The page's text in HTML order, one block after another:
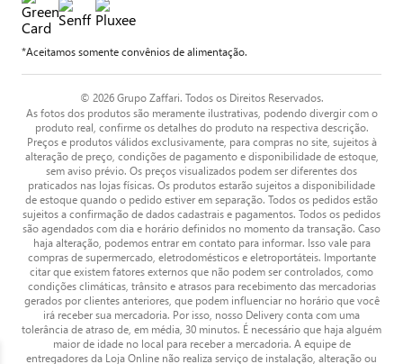
*Aceitamos somente convênios de alimentação.
© 2026 Grupo Zaffari. Todos os Direitos Reservados.
As fotos dos produtos são meramente ilustrativas, podendo divergir com o
produto real, confirme os detalhes do produto na respectiva descrição.
Preços e produtos válidos exclusivamente, para compras no site, sujeitos à
alteração de preço, condições de pagamento e disponibilidade de estoque,
sem aviso prévio. Os preços visualizados podem ser diferentes dos
praticados nas lojas físicas. Os produtos estarão sujeitos a disponibilidade
de estoque quando o pedido estiver em separação. Todos os pedidos estão
sujeitos a confirmação de dados cadastrais e pagamentos. Todos os pedidos
são agendados com dia e horário definidos no momento da transação. Caso
haja alteração, podemos entrar em contato para informar. Isso vale para
compras de supermercado, eletrodomésticos e eletroportáteis. Importante
citar que existem fatores externos que não podem ser controlados, como
condições climáticas, trânsito e atrasos para recebimento das mercadorias
gerados por clientes anteriores, que podem influenciar no horário que você
irá receber sua mercadoria. Por isso, nosso Delivery conta com uma
tolerância de atraso de, em média, 30 minutos. É necessário que haja alguém
maior de idade no local para receber a mercadoria. A equipe de
entregadores da Loja Online não realiza serviço de instalação, alteração ou